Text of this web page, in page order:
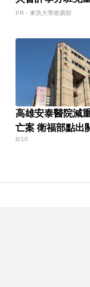
職涯
PR・東吳大學推廣部
高雄安泰醫院減
亡案 衛福部點出
8/10